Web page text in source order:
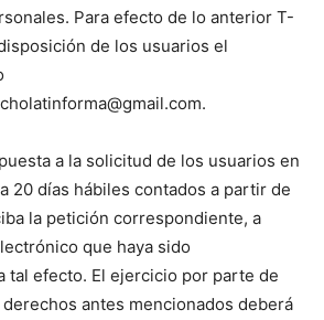
Para efecto de lo anterior T-
de los usuarios el
a la solicitud de los usuarios en
20 días hábiles contados a partir de
la petición correspondiente, a
que haya sido
tal efecto. El ejercicio por parte de
antes mencionados deberá